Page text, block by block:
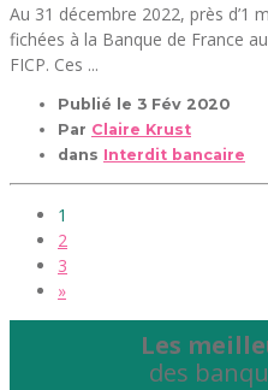
Au 31 décembre 2022, près d’1
fichées à la Banque de France
FICP. Ces ...
Publié le 3 Fév 2020
Par Claire Krust
dans Interdit bancaire
1
2
3
»
Les
des